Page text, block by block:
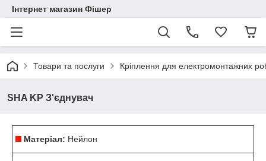
Інтернет магазин Фішер
Товари та послуги Кріплення для електромонтажних
SHA KP З'єднувач
Матеріал: Нейлон